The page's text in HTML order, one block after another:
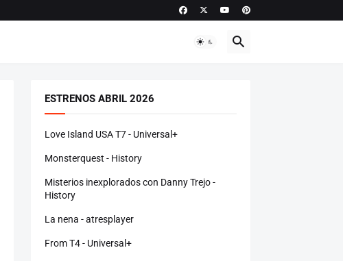
ESTRENOS ABRIL 2026
Love Island USA T7 - Universal+
Monsterquest - History
Misterios inexplorados con Danny Trejo -
History
La nena - atresplayer
From T4 - Universal+